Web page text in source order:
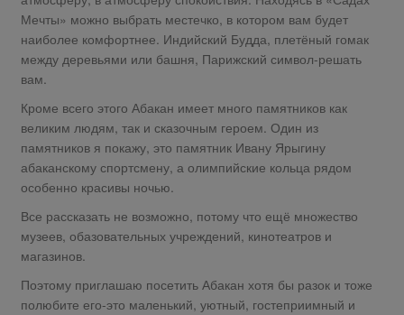
Мечты» можно выбрать местечко, в котором вам будет
наиболее комфортнее. Индийский Будда, плетёный гомак
между деревьями или башня, Парижский символ-решать
вам.
Кроме всего этого Абакан имеет много памятников как
великим людям, так и сказочным героем. Один из
памятников я покажу, это памятник Ивану Ярыгину
абаканскому спортсмену, а олимпийские кольца рядом
особенно красивы ночью.
Все рассказать не возможно, потому что ещё множество
музеев, обазовательных учреждений, кинотеатров и
магазинов.
Поэтому приглашаю посетить Абакан хотя бы разок и тоже
полюбите его-это маленький, уютный, гостеприимный и